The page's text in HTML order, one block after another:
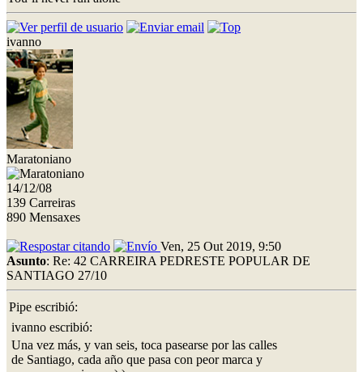
ivanno
Maratoniano
14/12/08
139 Carreiras
890 Mensaxes
Ven, 25 Out 2019, 9:50
Asunto: Re: 42 CARREIRA PEDRESTE POPULAR DE
SANTIAGO 27/10
Pipe escribió:
ivanno escribió:
Una vez más, y van seis, toca pasearse por las calles
de Santiago, cada año que pasa con peor marca y